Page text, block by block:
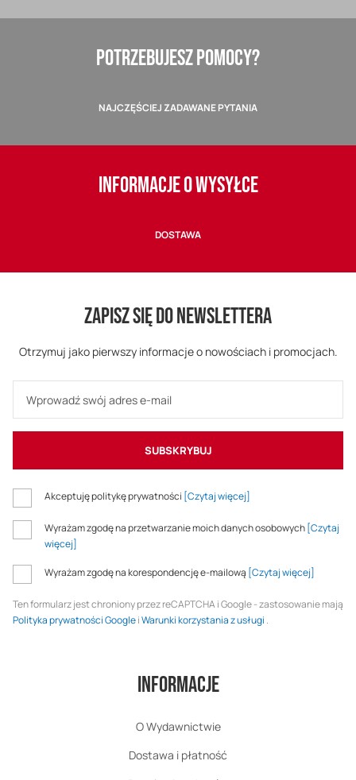
POTRZEBUJESZ POMOCY?
NAJCZĘŚCIEJ ZADAWANE PYTANIA
INFORMACJE O WYSYŁCE
DOSTAWA
ZAPISZ SIĘ DO NEWSLETTERA
Otrzymuj jako pierwszy informacje o nowościach i promocjach.
SUBSKRYBUJ
Akceptuję politykę prywatności [Czytaj więcej]
Wyrażam zgodę na przetwarzanie moich danych osobowych[Czytaj
więcej]
Wyrażam zgodę na korespondencję e-mailową [Czytaj więcej]
Ten formularz jest chroniony przez reCAPTCHA i Google - zastosowanie mają
Polityka prywatności GoogleiWarunki korzystania z usługi .
Informacje
O Wydawnictwie
Dostawa i płatność